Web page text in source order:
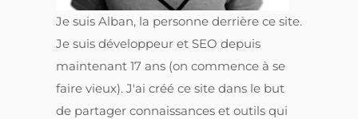
Je suis Alban, la personne derrière ce site.
Je suis développeur et SEO depuis
maintenant 17 ans (on commence à se
faire vieux). J'ai créé ce site dans le but
de partager connaissances et outils qui